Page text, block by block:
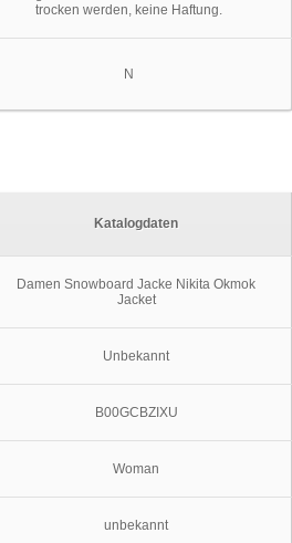
trocken werden, keine Haftung.
N
Katalogdaten
Damen Snowboard Jacke Nikita Okmok
Jacket
Unbekannt
B00GCBZIXU
Woman
unbekannt